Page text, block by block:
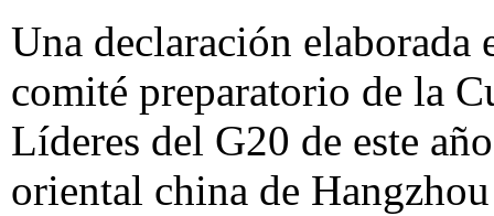
Una declaración elaborada
comité preparatorio de la
Líderes del G20 de este
oriental china de